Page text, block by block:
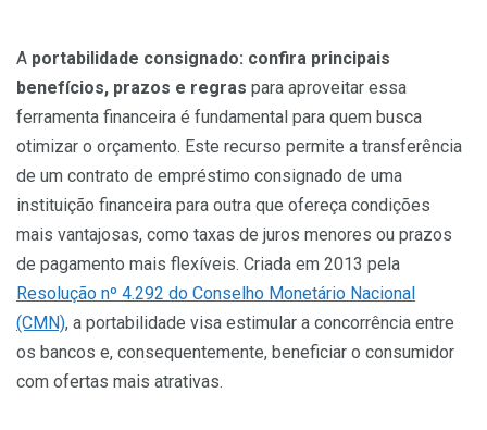
A portabilidade consignado: confira principais
benefícios, prazos e regras para aproveitar essa
ferramenta financeira é fundamental para quem busca
otimizar o orçamento. Este recurso permite a transferência
de um contrato de empréstimo consignado de uma
instituição financeira para outra que ofereça condições
mais vantajosas, como taxas de juros menores ou prazos
de pagamento mais flexíveis. Criada em 2013 pela
Resolução nº 4.292 do Conselho Monetário Nacional
(CMN), a portabilidade visa estimular a concorrência entre
os bancos e, consequentemente, beneficiar o consumidor
com ofertas mais atrativas.